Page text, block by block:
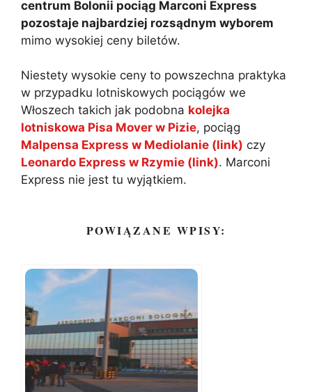
centrum Bolonii pociąg Marconi Express
pozostaje najbardziej rozsądnym wyborem
mimo wysokiej ceny biletów.
Niestety wysokie ceny to powszechna praktyka
w przypadku lotniskowych pociągów we
Włoszech takich jak podobna kolejka
lotniskowa Pisa Mover w Pizie, pociąg
Malpensa Express w Mediolanie (link) czy
Leonardo Express w Rzymie (link). Marconi
Express nie jest tu wyjątkiem.
POWIĄZANE WPISY: